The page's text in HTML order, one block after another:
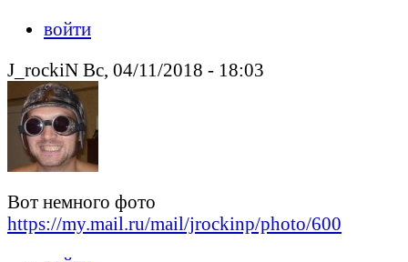
войти
J_rockiN Вс, 04/11/2018 - 18:03
Вот немного фото
https://my.mail.ru/mail/jrockinp/photo/600